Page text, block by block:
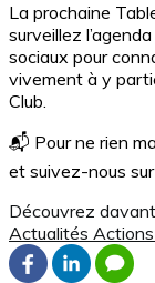
La prochaine
surveillez
sociaux pour
vivement à y
Club.
📬 Pour ne rien
et suivez-nous sur
Découvrez
Actualités